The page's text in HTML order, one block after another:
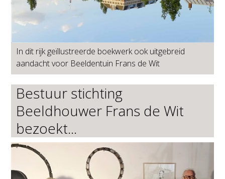
In dit rijk geïllustreerde boekwerk ook uitgebreid
aandacht voor Beeldentuin Frans de Wit
Bestuur stichting
Beeldhouwer Frans de Wit
bezoekt...